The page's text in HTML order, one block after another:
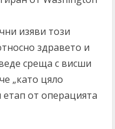
изяви този
здравето и
среща с висши
„като цяло
от операцията